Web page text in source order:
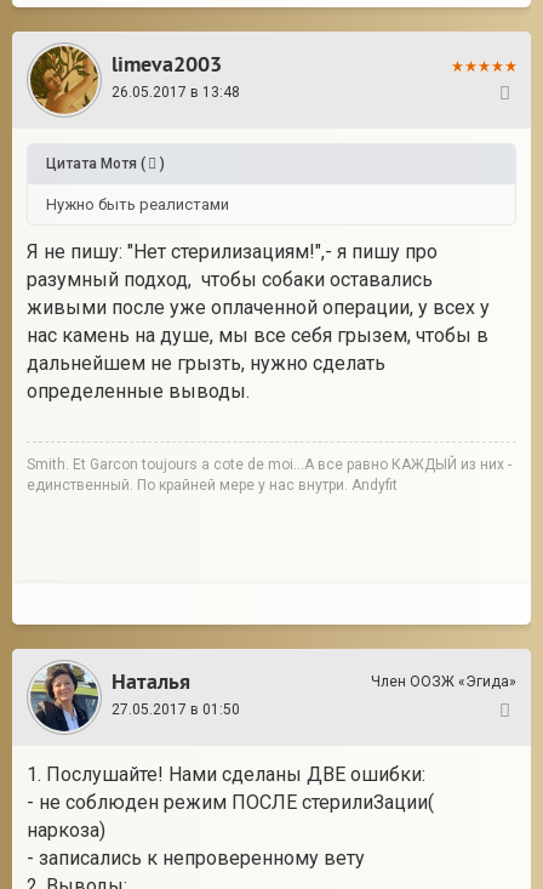
limeva2003
26.05.2017 в 13:48
Цитата Мотя ( )
Нужно быть реалистами
Я не пишу: "Нет стерилизациям!",- я пишу про
разумный подход, чтобы собаки оставались
живыми после уже оплаченной операции, у всех у
нас камень на душе, мы все себя грызем, чтобы в
дальнейшем не грызть, нужно сделать
определенные выводы.
Smith. Et Garcon toujours a cote de moi...А все равно КАЖДЫЙ из них -
единственный. По крайней мере у нас внутри. Andyfit
Наталья
Член ООЗЖ «Эгида»
27.05.2017 в 01:50
1. Послушайте! Нами сделаны ДВЕ ошибки:
- не соблюден режим ПОСЛЕ стерилиЗации(
наркоза)
- записались к непроверенному вету